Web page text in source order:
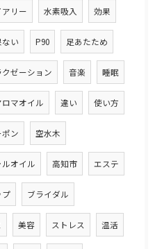
リー 水素吸入 効果
い P90 足あたため
クゼーション 音楽 睡眠
ロマオイル 違い 使い方
ポン 空水木
オイル 高知市 エステ
プ ブライダル
美容 ストレス 温活